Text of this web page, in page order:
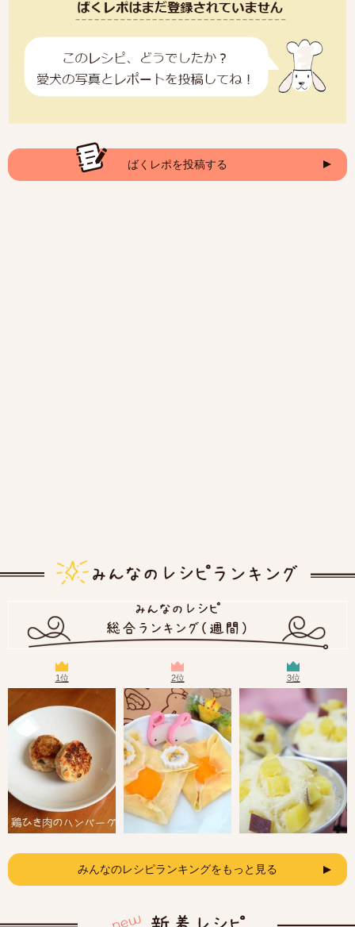
ばくレポを投稿する
1位 2位 3位
みんなのレシピランキングをもっと見る